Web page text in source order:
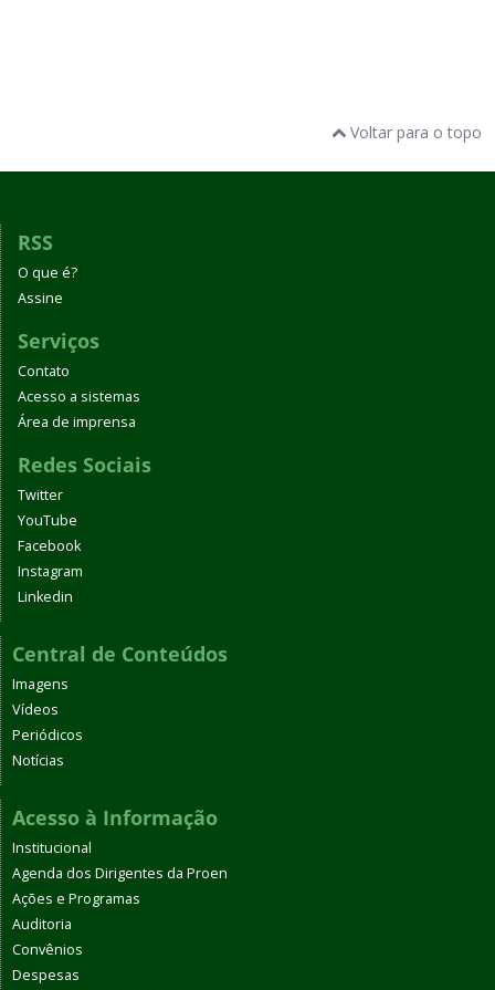
Voltar para o topo
RSS
O que é?
Assine
Serviços
Contato
Acesso a sistemas
Área de imprensa
Redes Sociais
Twitter
YouTube
Facebook
Instagram
Linkedin
Central de Conteúdos
Imagens
Vídeos
Periódicos
Notícias
Acesso à Informação
Institucional
Agenda dos Dirigentes da Proen
Ações e Programas
Auditoria
Convênios
Despesas